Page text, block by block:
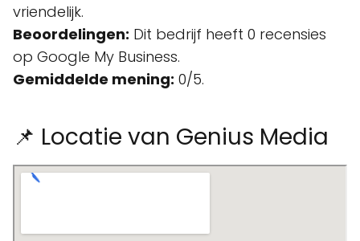
vriendelijk.
Beoordelingen: Dit bedrijf heeft 0 recensies
op Google My Business.
Gemiddelde mening: 0/5.
📌 Locatie van Genius Media